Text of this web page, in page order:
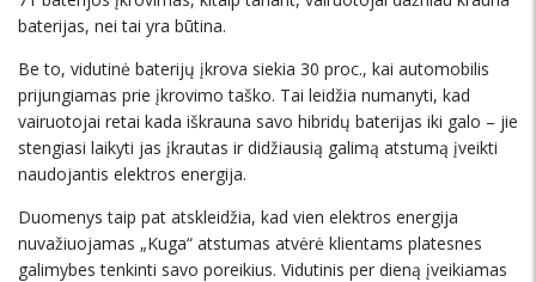
baterijas, nei tai yra būtina.
Be to, vidutinė baterijų įkrova siekia 30 proc., kai automobilis
prijungiamas prie įkrovimo taško. Tai leidžia numanyti, kad
vairuotojai retai kada iškrauna savo hibridų baterijas iki galo – jie
stengiasi laikyti jas įkrautas ir didžiausią galimą atstumą įveikti
naudojantis elektros energija.
Duomenys taip pat atskleidžia, kad vien elektros energija
nuvažiuojamas „Kuga“ atstumas atvėrė klientams platesnes
galimybes tenkinti savo poreikius. Vidutinis per dieną įveikiamas